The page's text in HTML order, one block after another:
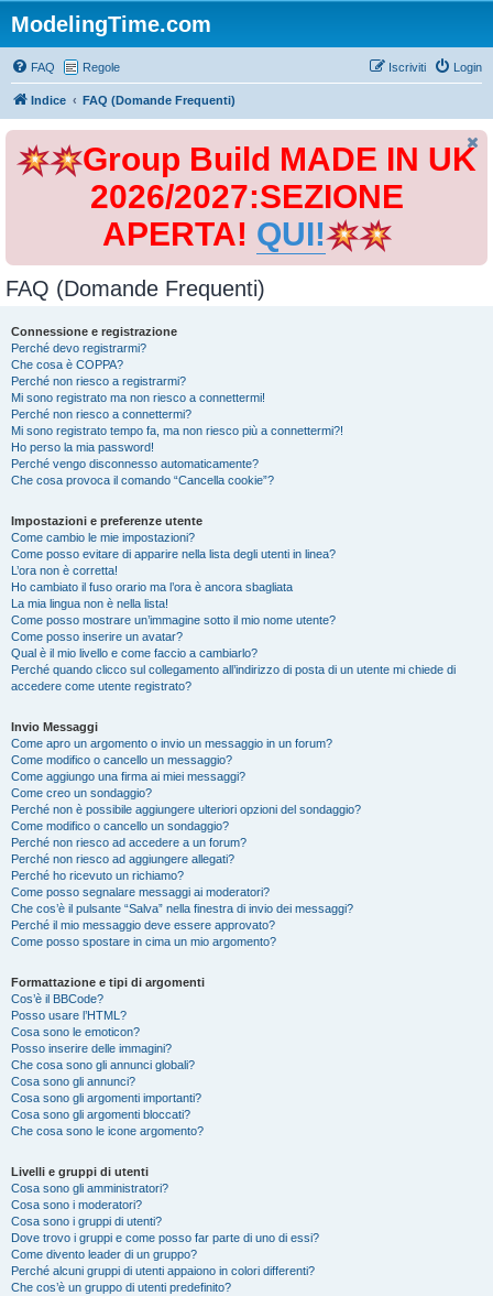
ModelingTime.com
FAQ Regole Login
Iscriviti
Indice FAQ (Domande Frequenti)
Group Build MADE IN UK
2026/2027:SEZIONE
APERTA! QUI!
FAQ (Domande Frequenti)
Connessione e registrazione
Perché devo registrarmi?
Che cosa è COPPA?
Perché non riesco a registrarmi?
Mi sono registrato ma non riesco a connettermi!
Perché non riesco a connettermi?
Mi sono registrato tempo fa, ma non riesco più a connettermi?!
Ho perso la mia password!
Perché vengo disconnesso automaticamente?
Che cosa provoca il comando “Cancella cookie”?
Impostazioni e preferenze utente
Come cambio le mie impostazioni?
Come posso evitare di apparire nella lista degli utenti in linea?
L’ora non è corretta!
Ho cambiato il fuso orario ma l’ora è ancora sbagliata
La mia lingua non è nella lista!
Come posso mostrare un’immagine sotto il mio nome utente?
Come posso inserire un avatar?
Qual è il mio livello e come faccio a cambiarlo?
Perché quando clicco sul collegamento all’indirizzo di posta di un utente mi chiede di
accedere come utente registrato?
Invio Messaggi
Come apro un argomento o invio un messaggio in un forum?
Come modifico o cancello un messaggio?
Come aggiungo una firma ai miei messaggi?
Come creo un sondaggio?
Perché non è possibile aggiungere ulteriori opzioni del sondaggio?
Come modifico o cancello un sondaggio?
Perché non riesco ad accedere a un forum?
Perché non riesco ad aggiungere allegati?
Perché ho ricevuto un richiamo?
Come posso segnalare messaggi ai moderatori?
Che cos’è il pulsante “Salva” nella finestra di invio dei messaggi?
Perché il mio messaggio deve essere approvato?
Come posso spostare in cima un mio argomento?
Formattazione e tipi di argomenti
Cos’è il BBCode?
Posso usare l’HTML?
Cosa sono le emoticon?
Posso inserire delle immagini?
Che cosa sono gli annunci globali?
Cosa sono gli annunci?
Cosa sono gli argomenti importanti?
Cosa sono gli argomenti bloccati?
Che cosa sono le icone argomento?
Livelli e gruppi di utenti
Cosa sono gli amministratori?
Cosa sono i moderatori?
Cosa sono i gruppi di utenti?
Dove trovo i gruppi e come posso far parte di uno di essi?
Come divento leader di un gruppo?
Perché alcuni gruppi di utenti appaiono in colori differenti?
Che cos’è un gruppo di utenti predefinito?